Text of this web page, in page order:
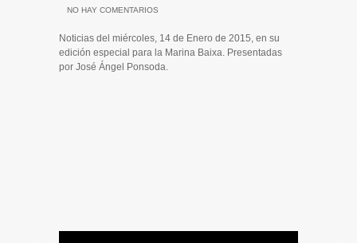
NO HAY COMENTARIOS
Noticias del miércoles, 14 de Enero de 2015, en su
edición especial para la Marina Baixa. Presentadas
por José Ángel Ponsoda.